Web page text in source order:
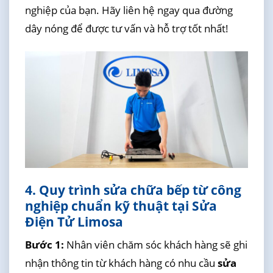
nghiệp của bạn. Hãy liên hệ ngay qua đường
dây nóng để được tư vấn và hỗ trợ tốt nhất!
4. Quy trình sửa chữa bếp từ công
nghiệp chuẩn kỹ thuật tại Sửa
Điện Tử Limosa
Bước 1: Nhân viên chăm sóc khách hàng sẽ ghi
nhận thông tin từ khách hàng có nhu cầu sửa